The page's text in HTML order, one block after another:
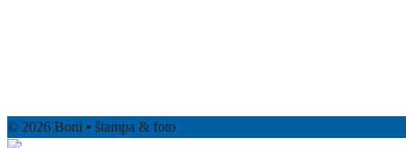
© 2026 Boni • štampa & foto